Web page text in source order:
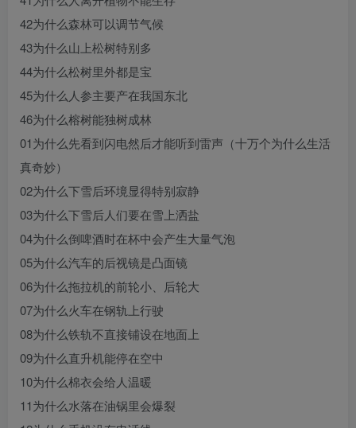
42为什么森林可以调节气候
43为什么山上松树特别多
44为什么松树里外都是宝
45为什么人参主要产在我国东北
46为什么榕树能独树成林
01为什么先看到闪电然后才能听到雷声（十万个为什么生活
真奇妙）
02为什么下雪后环境显得特别寂静
03为什么下雪后人们要在雪上洒盐
04为什么倒啤酒时在杯中会产生大量气泡
05为什么汽车的后视镜是凸面镜
06为什么拖拉机的前轮小、后轮大
07为什么火车在钢轨上行驶
08为什么铁轨不直接铺设在地面上
09为什么直升机能停在空中
10为什么棉衣会给人温暖
11为什么水落在油锅里会爆裂